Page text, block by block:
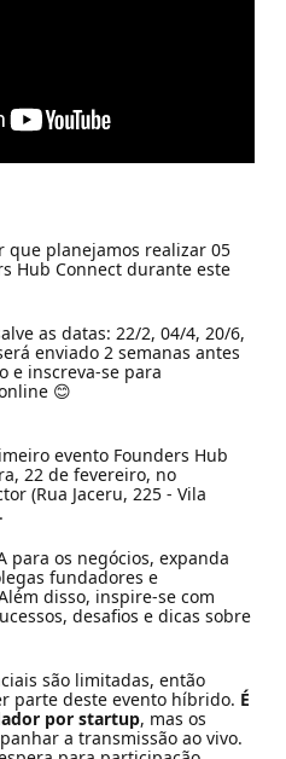
que planejamos realizar 05
Hub Connect durante este
as datas: 22/2, 04/4, 20/6,
enviado 2 semanas antes
e inscreva-se para
😊
evento Founders Hub
22 de fevereiro, no
(Rua Jaceru, 225 - Vila
para os negócios, expanda
fundadores e
disso, inspire-se com
desafios e dicas sobre
são limitadas, então
parte deste evento híbrido. É
por startup, mas os
a transmissão ao vivo.